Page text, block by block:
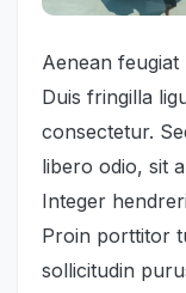
Aenean
Duis fringilla
consectetur.
libero odio, sit
Integer
Proin porttitor
sollicitudin